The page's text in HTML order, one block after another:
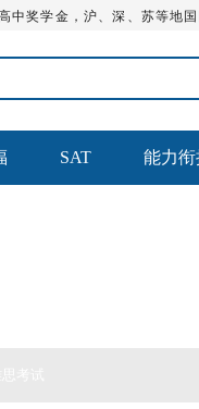
奖学金，沪、深、苏等地
SAT 能力